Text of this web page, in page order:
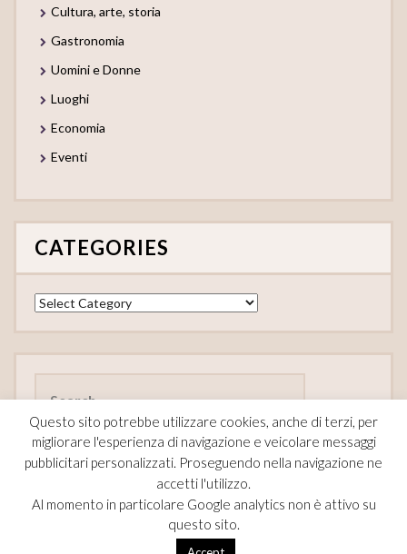
Cultura, arte, storia
Gastronomia
Uomini e Donne
Luoghi
Economia
Eventi
CATEGORIES
Categories
Questo sito potrebbe utilizzare cookies, anche di terzi, per
migliorare l'esperienza di navigazione e veicolare messaggi
pubblicitari personalizzati. Proseguendo nella navigazione ne
accetti l'utilizzo.
Al momento in particolare Google analytics non è attivo su
questo sito.